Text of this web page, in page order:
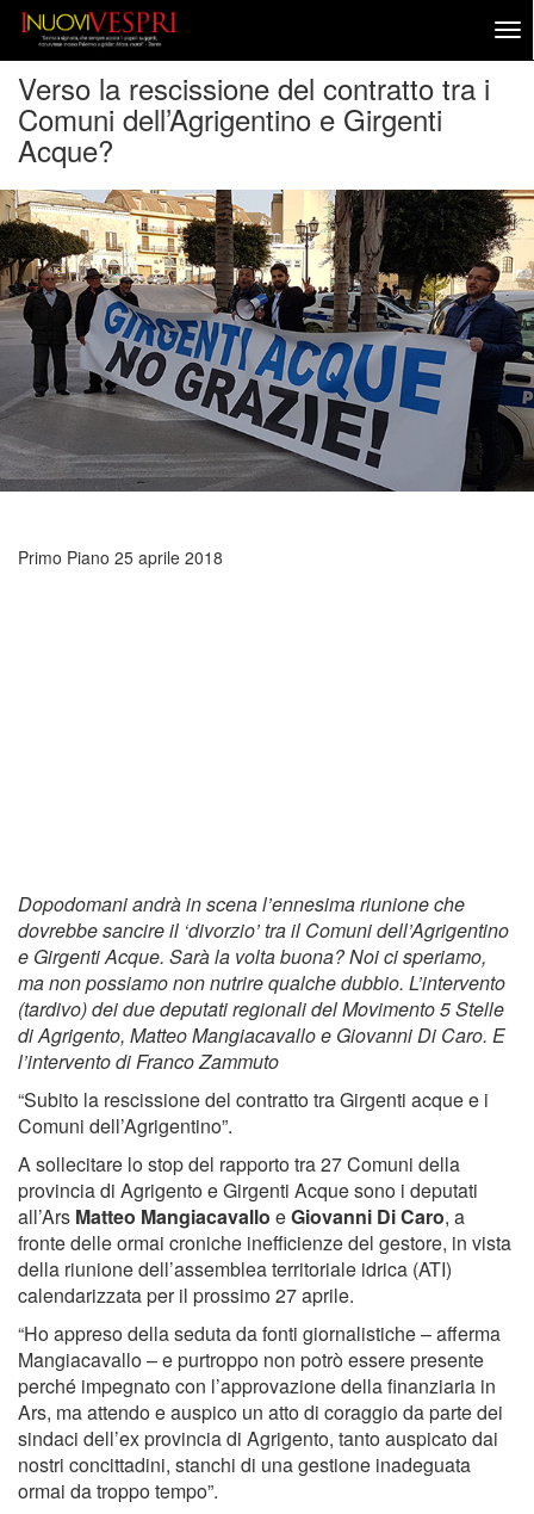
Verso la rescissione del contratto tra i
Comuni dell’Agrigentino e Girgenti
Acque?
Primo Piano 25 aprile 2018
Dopodomani andrà in scena l’ennesima riunione che
dovrebbe sancire il ‘divorzio’ tra il Comuni dell’Agrigentino
e Girgenti Acque. Sarà la volta buona? Noi ci speriamo,
ma non possiamo non nutrire qualche dubbio. L’intervento
(tardivo) dei due deputati regionali del Movimento 5 Stelle
di Agrigento, Matteo Mangiacavallo e Giovanni Di Caro. E
l’intervento di Franco Zammuto
“Subito la rescissione del contratto tra Girgenti acque e i
Comuni dell’Agrigentino”.
A sollecitare lo stop del rapporto tra 27 Comuni della
provincia di Agrigento e Girgenti Acque sono i deputati
all’Ars Matteo Mangiacavallo eGiovanni Di Caro, a
fronte delle ormai croniche inefficienze del gestore, in vista
della riunione dell’assemblea territoriale idrica (ATI)
calendarizzata per il prossimo 27 aprile.
“Ho appreso della seduta da fonti giornalistiche – afferma
Mangiacavallo – e purtroppo non potrò essere presente
perché impegnato con l’approvazione della finanziaria in
Ars, ma attendo e auspico un atto di coraggio da parte dei
sindaci dell’ex provincia di Agrigento, tanto auspicato dai
nostri concittadini, stanchi di una gestione inadeguata
ormai da troppo tempo”.